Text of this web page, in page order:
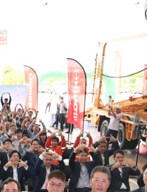
FM1AK3M-BDDMH
FM1AN3D-BDDMH (M)